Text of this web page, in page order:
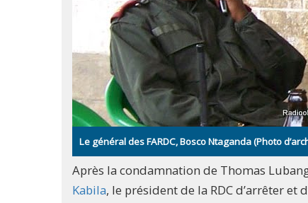
Le général des FARDC, Bosco Ntaganda (Photo
Après la condamnation de Thomas
Kabila, le président de la RDC d’arrêter et